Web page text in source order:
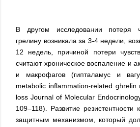
В другом исследовании потеря
грелину возникала за 3-4 недели,
12 недель, причиной потери
считают хроническое воспаление и
и макрофагов (гипталамус и
metabolic inflammation-related
loss Journal of Molecular
109–118). Развитие резистентности
защитным механизмом, который